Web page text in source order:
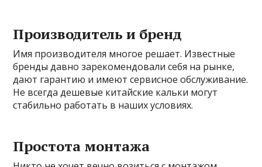
Производитель и бренд
Имя производителя многое решает. Известные
бренды давно зарекомендовали себя на рынке,
дают гарантию и имеют сервисное обслуживание.
Не всегда дешевые китайские кальки могут
стабильно работать в наших условиях.
Простота монтажа